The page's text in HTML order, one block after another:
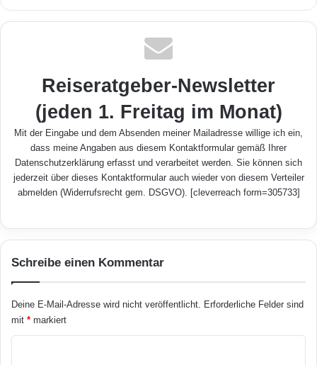
Reiseratgeber-Newsletter
(jeden 1. Freitag im Monat)
Mit der Eingabe und dem Absenden meiner Mailadresse willige ich ein,
dass meine Angaben aus diesem Kontaktformular gemäß Ihrer
Datenschutzerklärung erfasst und verarbeitet werden. Sie können sich
jederzeit über dieses Kontaktformular auch wieder von diesem Verteiler
abmelden (Widerrufsrecht gem. DSGVO). [cleverreach form=305733]
Schreibe einen Kommentar
Deine E-Mail-Adresse wird nicht veröffentlicht. Erforderliche Felder sind
mit * markiert